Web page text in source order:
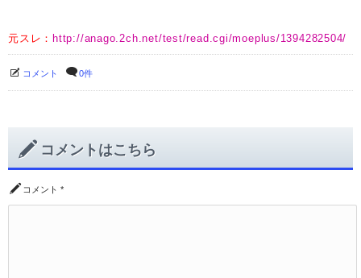
元スレ： http://anago.2ch.net/test/read.cgi/moeplus/1394282504/
コメント 0件
コメントはこちら
コメント *